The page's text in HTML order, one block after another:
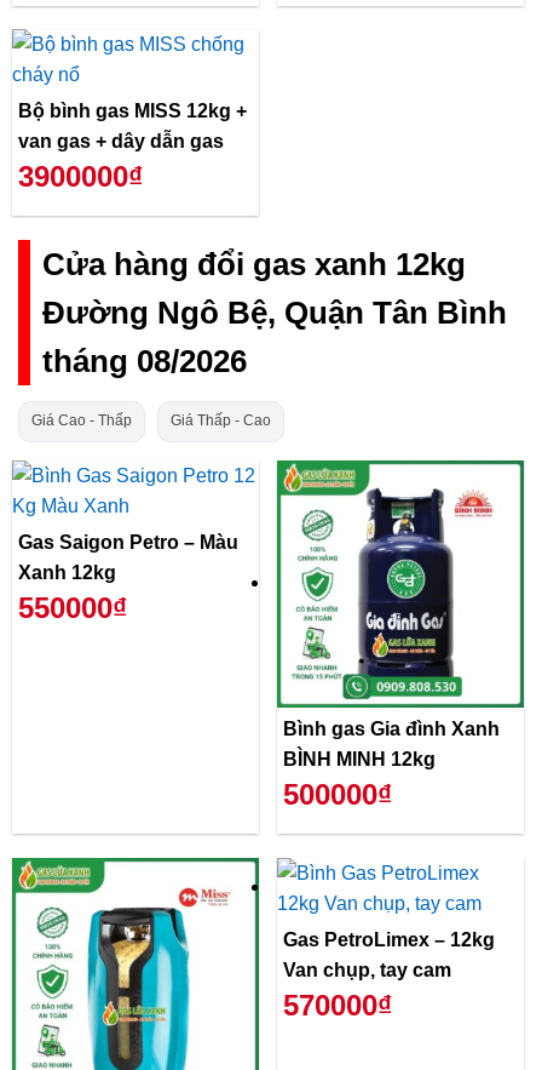
Bộ bình gas MISS 12kg +
van gas + dây dẫn gas
3900000₫
Cửa hàng đổi gas xanh 12kg
Đường Ngô Bệ, Quận Tân Bình
tháng 08/2026
Giá Cao - Thấp Giá Thấp - Cao
Gas Saigon Petro – Màu
Xanh 12kg
550000₫
Bình gas Gia đình Xanh
BÌNH MINH 12kg
500000₫
Gas PetroLimex – 12kg
Van chụp, tay cam
570000₫